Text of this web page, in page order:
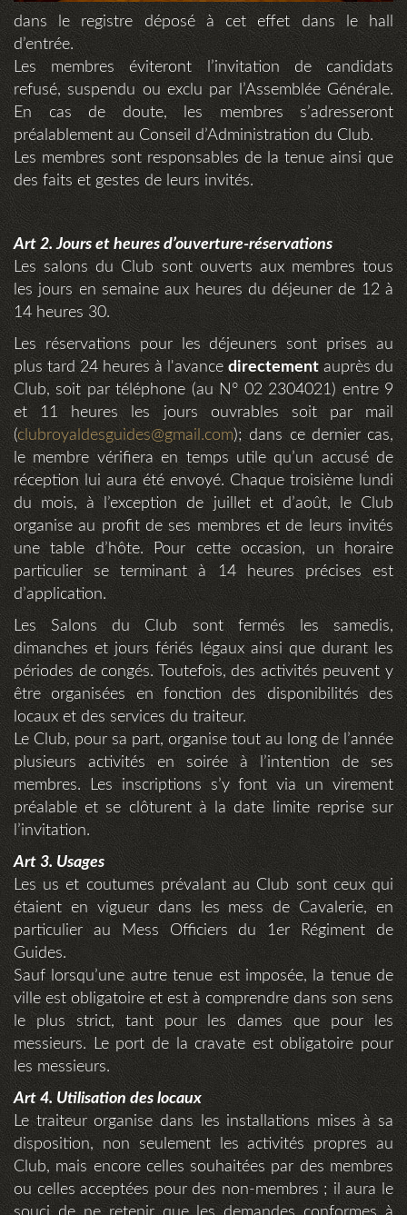
dans le registre déposé à cet effet dans le hall
d’entrée.
Les membres éviteront l’invitation de candidats
refusé, suspendu ou exclu par l’Assemblée Générale.
En cas de doute, les membres s’adresseront
préalablement au Conseil d’Administration du Club.
Les membres sont responsables de la tenue ainsi que
des faits et gestes de leurs invités.
Art 2. Jours et heures d’ouverture-réservations
Les salons du Club sont ouverts aux membres tous
les jours en semaine aux heures du déjeuner de 12 à
14 heures 30.
Les réservations pour les déjeuners sont prises au
plus tard 24 heures à l'avance directement auprès du
Club, soit par téléphone (au N° 02 2304021) entre 9
et 11 heures les jours ouvrables soit par mail
(clubroyaldesguides@gmail.com); dans ce dernier cas,
le membre vérifiera en temps utile qu’un accusé de
réception lui aura été envoyé. Chaque troisième lundi
du mois, à l’exception de juillet et d’août, le Club
organise au profit de ses membres et de leurs invités
une table d’hôte. Pour cette occasion, un horaire
particulier se terminant à 14 heures précises est
d’application.
Les Salons du Club sont fermés les samedis,
dimanches et jours fériés légaux ainsi que durant les
périodes de congés. Toutefois, des activités peuvent y
être organisées en fonction des disponibilités des
locaux et des services du traiteur.
Le Club, pour sa part, organise tout au long de l’année
plusieurs activités en soirée à l’intention de ses
membres. Les inscriptions s’y font via un virement
préalable et se clôturent à la date limite reprise sur
l’invitation.
Art 3. Usages
Les us et coutumes prévalant au Club sont ceux qui
étaient en vigueur dans les mess de Cavalerie, en
particulier au Mess Officiers du 1er Régiment de
Guides.
Sauf lorsqu’une autre tenue est imposée, la tenue de
ville est obligatoire et est à comprendre dans son sens
le plus strict, tant pour les dames que pour les
messieurs. Le port de la cravate est obligatoire pour
les messieurs.
Art 4. Utilisation des locaux
Le traiteur organise dans les installations mises à sa
disposition, non seulement les activités propres au
Club, mais encore celles souhaitées par des membres
ou celles acceptées pour des non-membres ; il aura le